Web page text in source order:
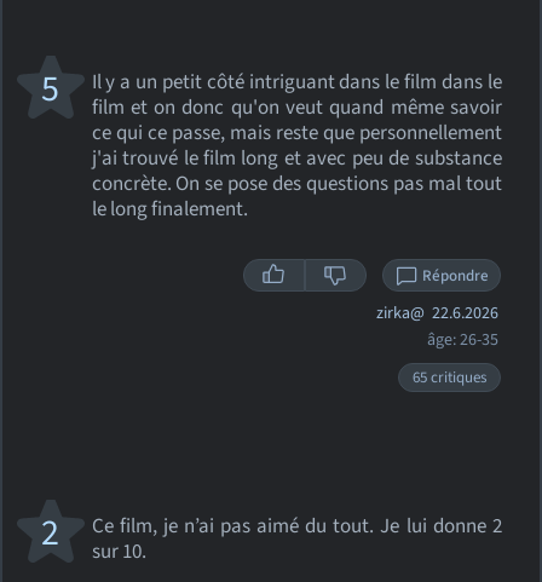
Il y a un petit côté intriguant dans le film dans le
film et on donc qu'on veut quand même savoir
ce qui ce passe, mais reste que personnellement
j'ai trouvé le film long et avec peu de substance
concrète. On se pose des questions pas mal tout
le long finalement.
5
Répondre
zirka@ 22.6.2026
âge: 26-35
65 critiques
Ce film, je n’ai pas aimé du tout. Je lui donne 2
sur 10.
2